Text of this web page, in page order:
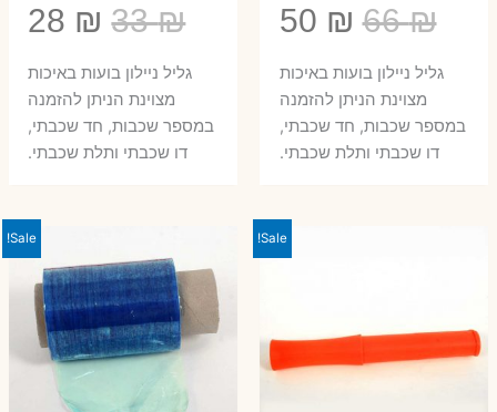
66₪
המחיר
המקורי
היה:
66 ₪.
50 ₪
הנוכחיגליל ניילון בועות באיכות
מצוינת הניתן להזמנה
במספר שכבות, חד שכבתי,
דו שכבתי ותלת שכבתי.
33₪
המחיר
המקורי
היה:
33 ₪.
28 ₪
₪.
גליל ניילון בועות באיכות
מצוינת הניתן להזמנה
במספר שכבות, חד שכבתי,
דו שכבתי ותלת שכבתי.
Sale!
Sale!